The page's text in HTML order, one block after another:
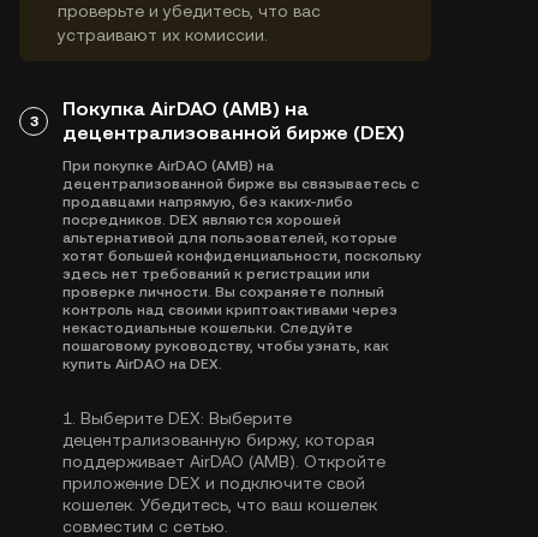
проверьте и убедитесь, что вас
устраивают их комиссии.
3
Покупка AirDAO (AMB) на
децентрализованной бирже (DEX)
При покупке AirDAO (AMB) на
децентрализованной бирже вы связываетесь с
продавцами напрямую, без каких-либо
посредников. DEX являются хорошей
альтернативой для пользователей, которые
хотят большей конфиденциальности, поскольку
здесь нет требований к регистрации или
проверке личности. Вы сохраняете полный
контроль над своими криптоактивами через
некастодиальные кошельки. Следуйте
пошаговому руководству, чтобы узнать, как
купить AirDAO на DEX.
1. Выберите DEX: Выберите
децентрализованную биржу, которая
поддерживает AirDAO (AMB). Откройте
приложение DEX и подключите свой
кошелек. Убедитесь, что ваш кошелек
совместим с сетью.